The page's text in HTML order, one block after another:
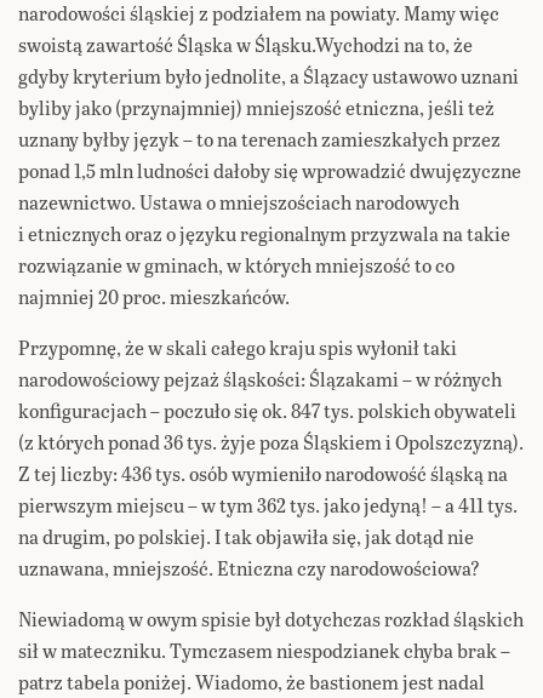
narodowości śląskiej z podziałem na powiaty. Mamy więc
swoistą zawartość Śląska w Śląsku.Wychodzi na to, że
gdyby kryterium było jednolite, a Ślązacy ustawowo uznani
byliby jako (przynajmniej) mniejszość etniczna, jeśli też
uznany byłby język – to na terenach zamieszkałych przez
ponad 1,5 mln ludności dałoby się wprowadzić dwujęzyczne
nazewnictwo. Ustawa o mniejszościach narodowych
i etnicznych oraz o języku regionalnym przyzwala na takie
rozwiązanie w gminach, w których mniejszość to co
najmniej 20 proc. mieszkańców.
Przypomnę, że w skali całego kraju spis wyłonił taki
narodowościowy pejzaż śląskości: Ślązakami – w różnych
konfiguracjach – poczuło się ok. 847 tys. polskich obywateli
(z których ponad 36 tys. żyje poza Śląskiem i Opolszczyzną).
Z tej liczby: 436 tys. osób wymieniło narodowość śląską na
pierwszym miejscu – w tym 362 tys. jako jedyną! – a 411 tys.
na drugim, po polskiej. I tak objawiła się, jak dotąd nie
uznawana, mniejszość. Etniczna czy narodowościowa?
Niewiadomą w owym spisie był dotychczas rozkład śląskich
sił w mateczniku. Tymczasem niespodzianek chyba brak –
patrz tabela poniżej. Wiadomo, że bastionem jest nadal